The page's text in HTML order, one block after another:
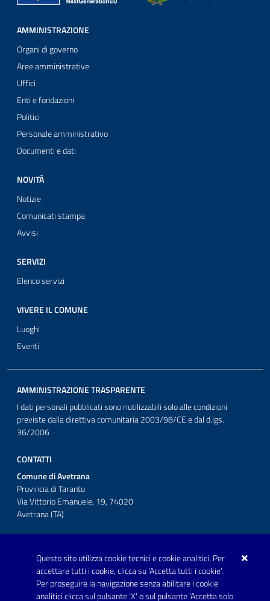
Questo sito utilizza cookie tecnici e cookie analitici. Per
accettare tutti i cookie, clicca su 'Accetta tutti i cookie'.
Per proseguire la navigazione senza abilitare i cookie
analitici clicca sul pulsante 'X' o sul pulsante 'Accetta solo
AMMINISTRAZIONE
Organi di governo
Aree amministrative
Uffici
Enti e fondazioni
Politici
Personale amministrativo
Documenti e dati
NOVITÀ
Notizie
Comunicati stampa
Avvisi
SERVIZI
Elenco servizi
VIVERE IL COMUNE
Luoghi
Eventi
AMMINISTRAZIONE TRASPARENTE
I dati personali pubblicati sono riutilizzabili solo alle condizioni
previste dalla direttiva comunitaria 2003/98/CE e dal d.lgs.
36/2006
CONTATTI
Comune di Avetrana
Provincia di Taranto
Via Vittorio Emanuele, 19, 74020
Avetrana (TA)
Telefono: 0999707766
Fax: 0999704336
Posta Elettronica Certificata: